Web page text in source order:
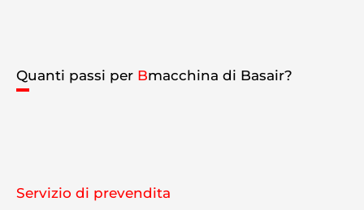
Quanti passi per Bmacchina di Basair?
Servizio di prevendita